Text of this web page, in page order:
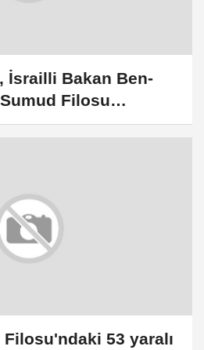
İsrailli Bakan Ben-
Filosu
tepki
53 yaralı